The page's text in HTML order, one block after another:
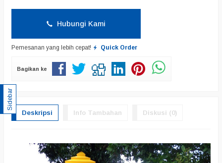
Hubungi Kami
Pemesanan yang lebih cepat! Quick Order
Bagikan ke
Deskripsi Info Tambahan Diskusi (0)
Sidebar